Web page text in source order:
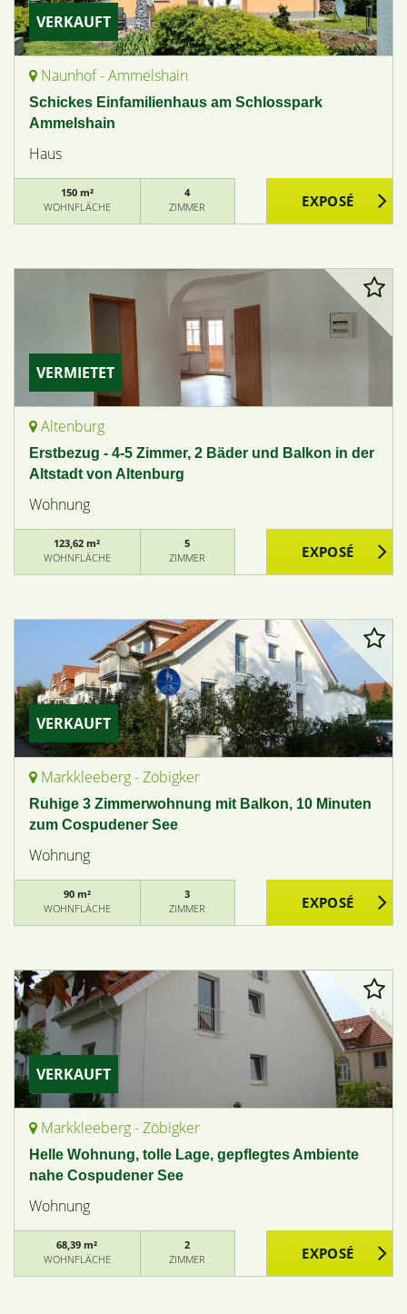
VERKAUFT
Naunhof - Ammelshain
Schickes Einfamilienhaus am Schlosspark
Ammelshain
Haus
150 m²
WOHNFLÄCHE
4
ZIMMER
VERMIETET
Altenburg
Erstbezug - 4-5 Zimmer, 2 Bäder und Balkon in der
Altstadt von Altenburg
Wohnung
123,62 m²
WOHNFLÄCHE
5
ZIMMER
VERKAUFT
Markkleeberg - Zöbigker
Ruhige 3 Zimmerwohnung mit Balkon, 10 Minuten
zum Cospudener See
Wohnung
90 m²
WOHNFLÄCHE
3
ZIMMER
VERKAUFT
Markkleeberg - Zöbigker
Helle Wohnung, tolle Lage, gepflegtes Ambiente
nahe Cospudener See
Wohnung
68,39 m²
WOHNFLÄCHE
2
ZIMMER